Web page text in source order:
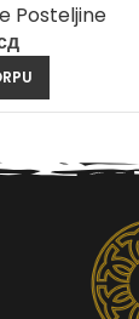
Posteljine